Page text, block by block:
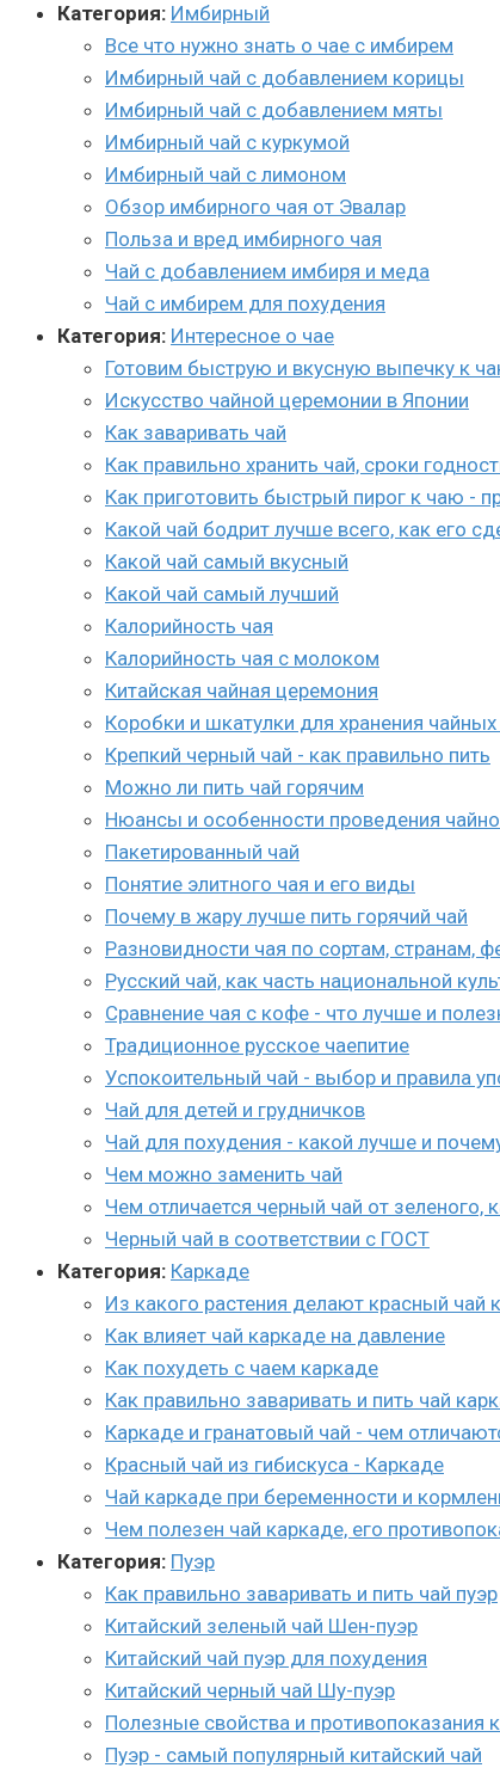
Категория: Имбирный
Все что нужно знать о чае с имбирем
Имбирный чай с добавлением корицы
Имбирный чай с добавлением мяты
Имбирный чай с куркумой
Имбирный чай с лимоном
Обзор имбирного чая от Эвалар
Польза и вред имбирного чая
Чай с добавлением имбиря и меда
Чай с имбирем для похудения
Категория: Интересное о чае
Готовим быструю и вкусную выпечку к
Искусство чайной церемонии в Японии
Как заваривать чай
Как правильно хранить чай, сроки
Как приготовить быстрый пирог к чаю -
Какой чай бодрит лучше всего, как его
Какой чай самый вкусный
Какой чай самый лучший
Калорийность чая
Калорийность чая с молоком
Китайская чайная церемония
Коробки и шкатулки для хранения
Крепкий черный чай - как правильно пить
Можно ли пить чай горячим
Нюансы и особенности проведения
Пакетированный чай
Понятие элитного чая и его виды
Почему в жару лучше пить горячий чай
Разновидности чая по сортам, странам,
Русский чай, как часть национальной
Сравнение чая с кофе - что лучше и
Традиционное русское чаепитие
Успокоительный чай - выбор и правила
Чай для детей и грудничков
Чай для похудения - какой лучше и
Чем можно заменить чай
Чем отличается черный чай от зеленого,
Черный чай в соответствии с ГОСТ
Категория: Каркаде
Из какого растения делают красный чай
Как влияет чай каркаде на давление
Как похудеть с чаем каркаде
Как правильно заваривать и пить чай
Каркаде и гранатовый чай - чем
Красный чай из гибискуса - Каркаде
Чай каркаде при беременности и
Чем полезен чай каркаде, его
Категория: Пуэр
Как правильно заваривать и пить чай пуэр
Китайский зеленый чай Шен-пуэр
Китайский чай пуэр для похудения
Китайский черный чай Шу-пуэр
Полезные свойства и противопоказания
Пуэр - самый популярный китайский чай